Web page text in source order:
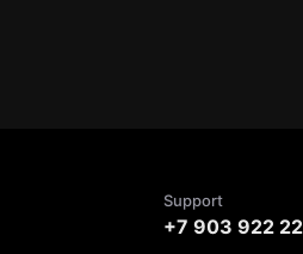
Support
+7 903 922